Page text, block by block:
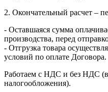
2. Окончательный расчет –
- Оставшаяся сумма
производства, перед
- Отгрузка товара
условий по оплате Договора.
Работаем с НДС и без НДС
налогообложения).